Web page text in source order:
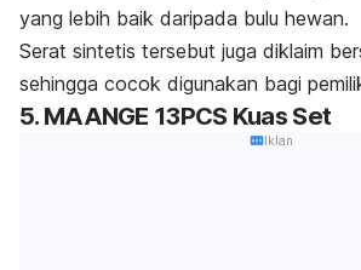
yang lebih baik daripada bulu hewan.
Serat sintetis tersebut juga diklaim
sehingga cocok digunakan bagi
5. MAANGE 13PCS Kuas Set
Iklan